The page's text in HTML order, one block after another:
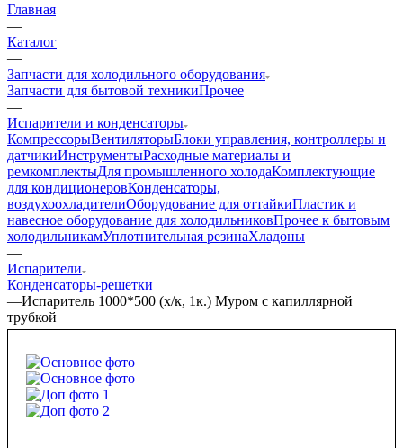
Главная
—
Каталог
—
Запчасти для холодильного оборудования
Запчасти для бытовой техникиПрочее
—
Испарители и конденсаторы
КомпрессорыВентиляторыБлоки управления, контроллеры и
датчикиИнструментыРасходные материалы и
ремкомплектыДля промышленного холодаКомплектующие
для кондиционеровКонденсаторы,
воздухоохладителиОборудование для оттайкиПластик и
навесное оборудование для холодильниковПрочее к бытовым
холодильникамУплотнительная резинаХладоны
—
Испарители
Конденсаторы-решетки
—Испаритель 1000*500 (х/к, 1к.) Муром с капиллярной
трубкой